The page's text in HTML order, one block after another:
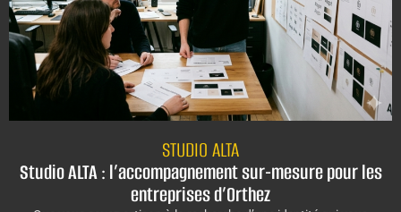
STUDIO ALTA
Studio ALTA : l’accompagnement sur-mesure pour les
entreprises d’Orthez